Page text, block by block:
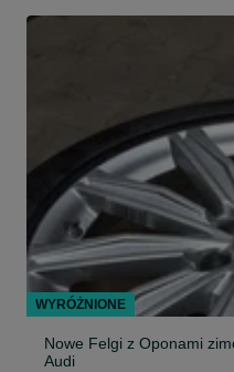
Nowe Felgi z Oponami
Audi
WYRÓŻNIONE